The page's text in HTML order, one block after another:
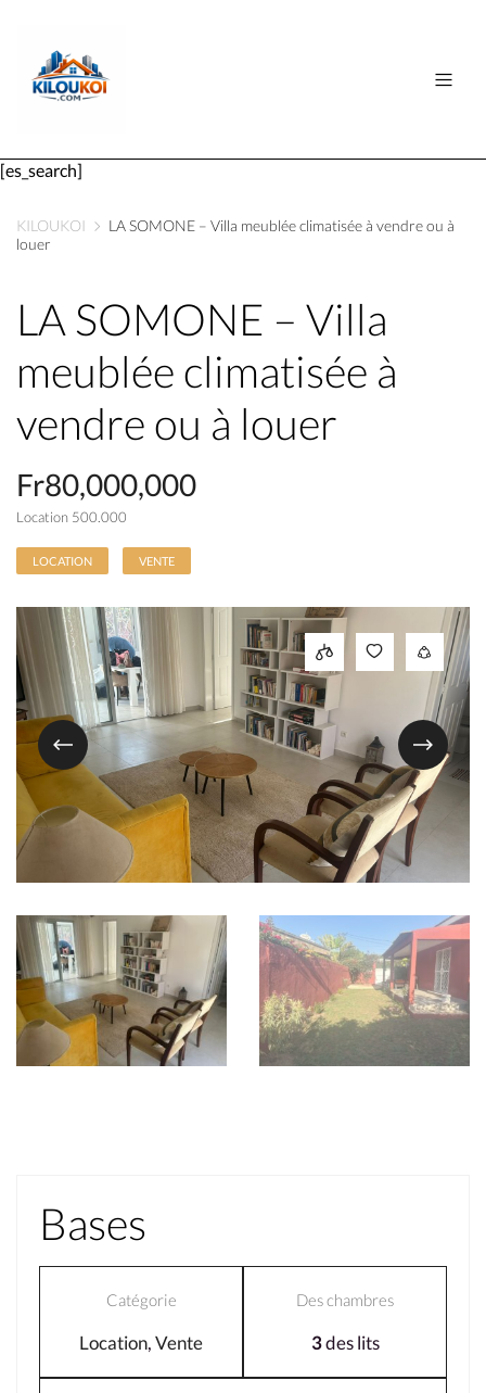
[es_search]
KILOUKOI
LA SOMONE – Villa meublée climatisée à vendre ou à
louer
LA SOMONE – Villa
meublée climatisée à
vendre ou à louer
Fr80,000,000
Location 500.000
LOCATION VENTE
Bases
Catégorie
Location,Vente
Des chambres
3des lits